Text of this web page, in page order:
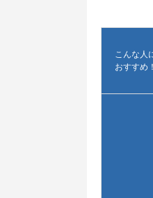
こんな人
おすすめ！